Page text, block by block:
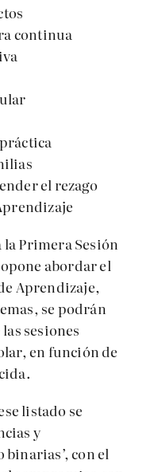
continua
el rezago
la Primera Sesión
abordar el
Aprendizaje,
se podrán
sesiones
en función de
listado se
y
binarias’, con el